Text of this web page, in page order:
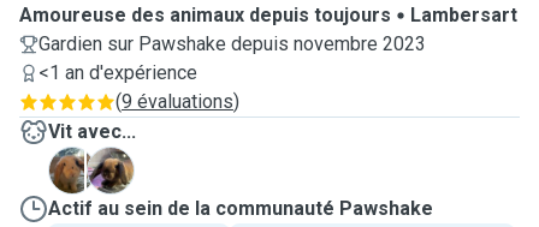
Amoureuse des animaux depuis toujours
Lambersart
Gardien sur Pawshake depuis novembre 2023
<1 an d'expérience
(9 évaluations)
Vit avec...
N
V
Actif au sein de la communauté Pawshake